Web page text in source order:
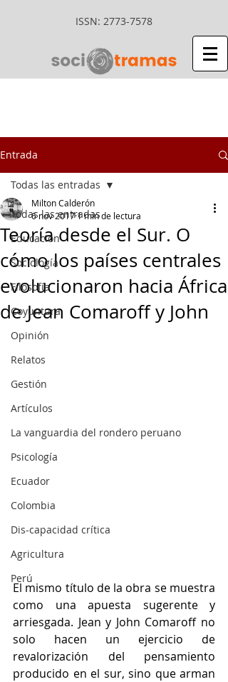
ISSN: 2773-7578
Entrada
Todas las entradas
Educación
Sociología
Filosofía
Coyuntura
Opinión
Relatos
Gestión
Artículos
La vanguardia del rondero peruano
Psicología
Ecuador
Colombia
Dis-capacidad crítica
Agricultura
Perú
Todas las entradas
Teoría desde el Sur. O
cómo los países centrales
evolucionaron hacia África
de Jean Comaroff y John
Milton Calderón
6 nov 20171 min de lectura
El mismo título de la obra se muestra
como una apuesta sugerente y
arriesgada. Jean y John Comaroff no
solo hacen un ejercicio de
revalorización del pensamiento
producido en el sur, sino que arman